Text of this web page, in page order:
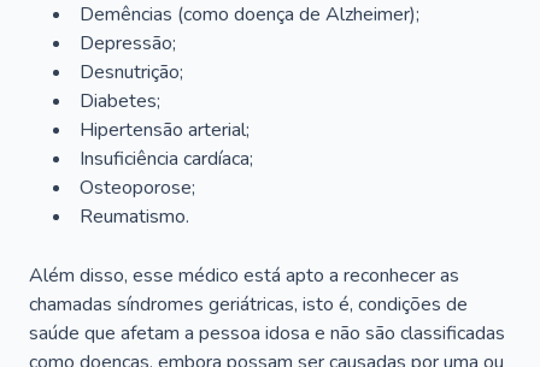
Demências (como doença de Alzheimer);
Depressão;
Desnutrição;
Diabetes;
Hipertensão arterial;
Insuficiência cardíaca;
Osteoporose;
Reumatismo.
Além disso, esse médico está apto a reconhecer as
chamadas síndromes geriátricas, isto é, condições de
saúde que afetam a pessoa idosa e não são classificadas